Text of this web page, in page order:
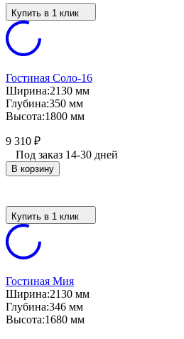
Купить в 1 клик
Гостиная Соло-16
Ширина:2130 мм
Глубина:350 мм
Высота:1800 мм
9 310 ₽
Под заказ 14-30 дней
В корзину
Купить в 1 клик
Гостиная Мия
Ширина:2130 мм
Глубина:346 мм
Высота:1680 мм